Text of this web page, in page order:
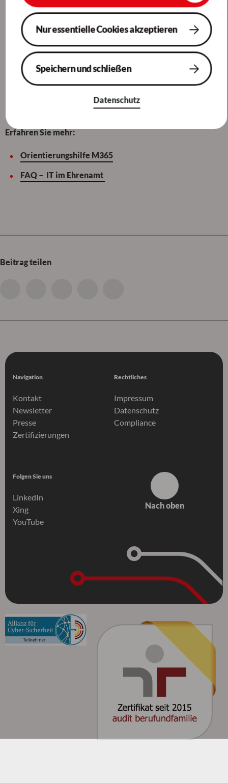
Erfahren Sie mehr:
Orientierungshilfe M365
FAQ – IT im Ehrenamt
Beitrag teilen
Navigation
Kontakt
Newsletter
Presse
Zertifizierungen
Rechtliches
Impressum
Datenschutz
Compliance
Folgen Sie uns
LinkedIn
Xing
YouTube
Nach oben
Nur essentielle Cookies akzeptieren
Speichern und schließen
Datenschutz